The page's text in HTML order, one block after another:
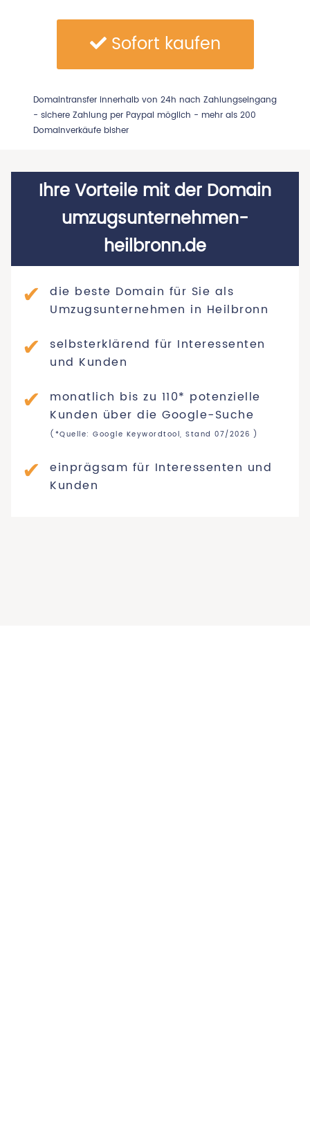
Sofort kaufen
Domaintransfer innerhalb von 24h nach Zahlungseingang
- sichere Zahlung per Paypal möglich - mehr als 200
Domainverkäufe bisher
Ihre Vorteile mit der Domain
umzugsunternehmen-
heilbronn.de
die beste Domain für Sie als
Umzugsunternehmen in Heilbronn
selbsterklärend für Interessenten
und Kunden
monatlich bis zu 110* potenzielle
Kunden über die Google-Suche
(*Quelle: Google Keywordtool, Stand 07/2026 )
einprägsam für Interessenten und
Kunden